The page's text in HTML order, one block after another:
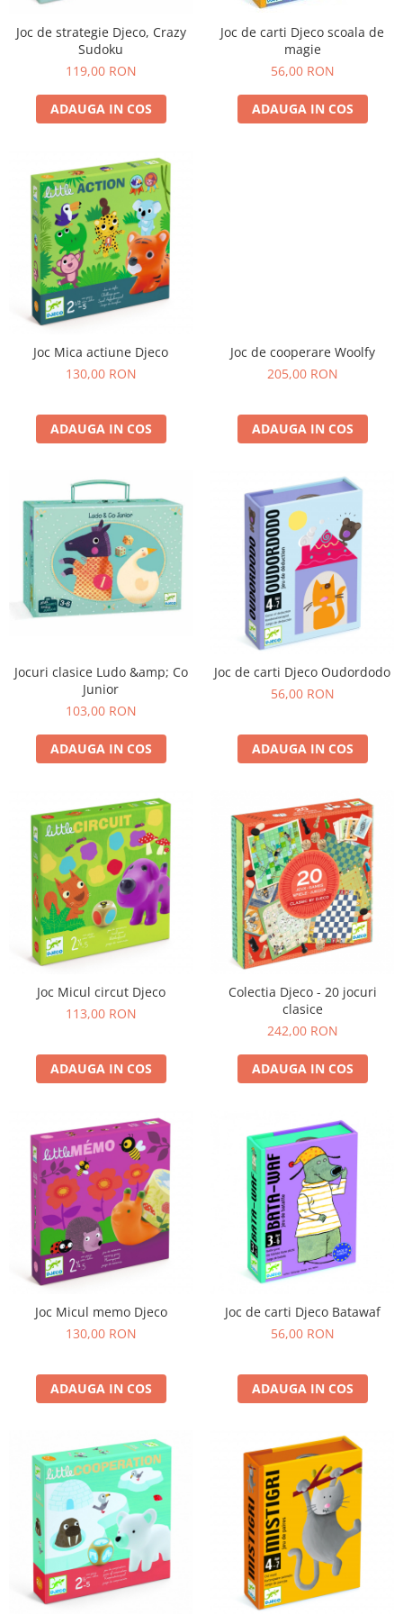
Joc de strategie Djeco, Crazy
Sudoku
119,00 RON
ADAUGA IN COS
Joc de carti Djeco scoala de
magie
56,00 RON
ADAUGA IN COS
Joc Mica actiune Djeco
130,00 RON
ADAUGA IN COS
Joc de cooperare Woolfy
205,00 RON
ADAUGA IN COS
Jocuri clasice Ludo &amp; Co
Junior
103,00 RON
ADAUGA IN COS
Joc de carti Djeco Oudordodo
56,00 RON
ADAUGA IN COS
Joc Micul circut Djeco
113,00 RON
ADAUGA IN COS
Colectia Djeco - 20 jocuri
clasice
242,00 RON
ADAUGA IN COS
Joc Micul memo Djeco
130,00 RON
ADAUGA IN COS
Joc de carti Djeco Batawaf
56,00 RON
ADAUGA IN COS